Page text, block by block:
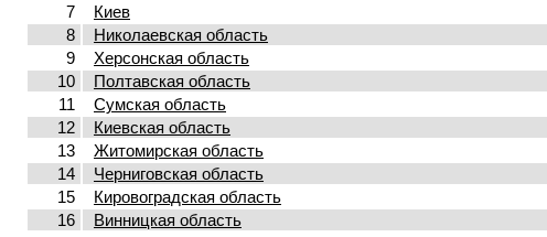
7
Киев
8
Николаевская область
9
Херсонская область
10
Полтавская область
11
Сумская область
12
Киевская область
13
Житомирская область
14
Черниговская область
15
Кировоградская область
16
Винницкая область